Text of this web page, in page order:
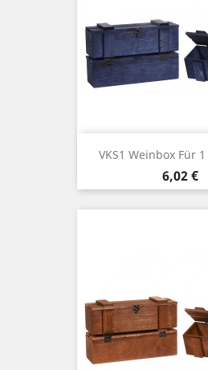
VKS1 Weinbox Für
Price
6,02 €